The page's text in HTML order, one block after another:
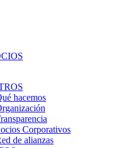
hacemos
Corporativos
de alianzas